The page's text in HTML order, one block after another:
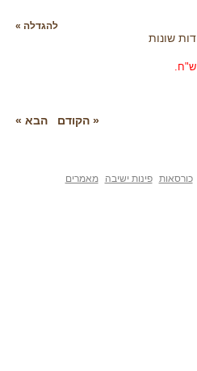
להגדלה »
« הקודם הבא »
פינות ישיבה מאמרים